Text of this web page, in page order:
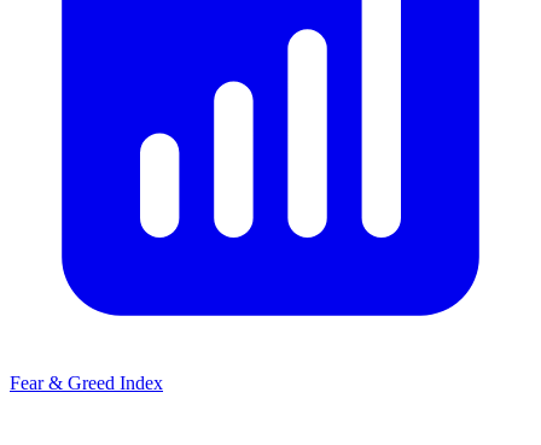
Fear & Greed Index